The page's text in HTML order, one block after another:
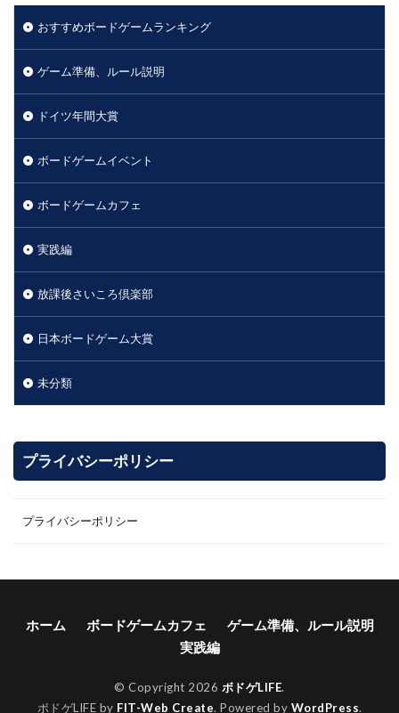
おすすめボードゲームランキング
ゲーム準備、ルール説明
ドイツ年間大賞
ボードゲームイベント
ボードゲームカフェ
実践編
放課後さいころ倶楽部
日本ボードゲーム大賞
未分類
プライバシーポリシー
プライバシーポリシー
ホーム ボードゲームカフェ
ゲーム準備、ルール説明
実践編
© Copyright 2026 ボドゲLIFE.
ボドゲLIFE by FIT-Web Create. Powered by WordPress.